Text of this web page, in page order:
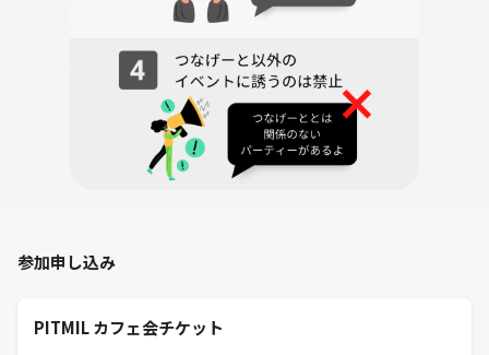
毎日膨大なデジタル情報をさばいていると、
そんなときに私はデジタルデトックスとして
（スマホの電源を切れるのが映画館のいいところ）
邦画が好きです。
「美しい…」このひとことにつきます。
参加申し込み
PITMIL カフェ会チケット